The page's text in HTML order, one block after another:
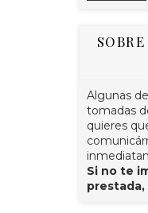
Algunas
tomadas
quieres
Si no te